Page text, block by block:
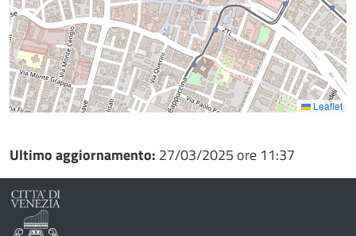
Leaflet
Ultimo aggiornamento: 27/03/2025 ore 11:37